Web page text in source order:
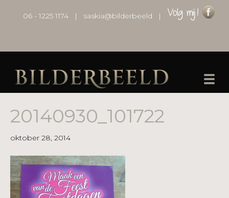
06 - 1225 1174 | saskia@bilderbeeld |
20140930_101722
oktober 28, 2014